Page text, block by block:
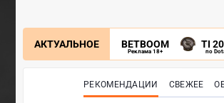
АКТУАЛЬНОЕ BETBOOM
Реклама 18+
TI
по
РЕКОМЕНДАЦИИ СВЕЖЕЕ